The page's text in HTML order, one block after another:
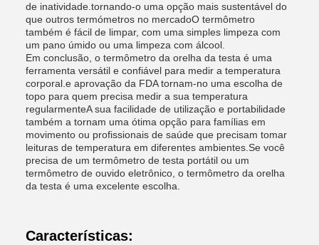
de inatividade.tornando-o uma opção mais sustentável do
que outros termómetros no mercadoO termômetro
também é fácil de limpar, com uma simples limpeza com
um pano úmido ou uma limpeza com álcool.
Em conclusão, o termômetro da orelha da testa é uma
ferramenta versátil e confiável para medir a temperatura
corporal.e aprovação da FDA tornam-no uma escolha de
topo para quem precisa medir a sua temperatura
regularmenteA sua facilidade de utilização e portabilidade
também a tornam uma ótima opção para famílias em
movimento ou profissionais de saúde que precisam tomar
leituras de temperatura em diferentes ambientes.Se você
precisa de um termômetro de testa portátil ou um
termômetro de ouvido eletrônico, o termômetro da orelha
da testa é uma excelente escolha.
Características: